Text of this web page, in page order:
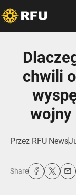
chwili
wojny
Przez RFU News
Share